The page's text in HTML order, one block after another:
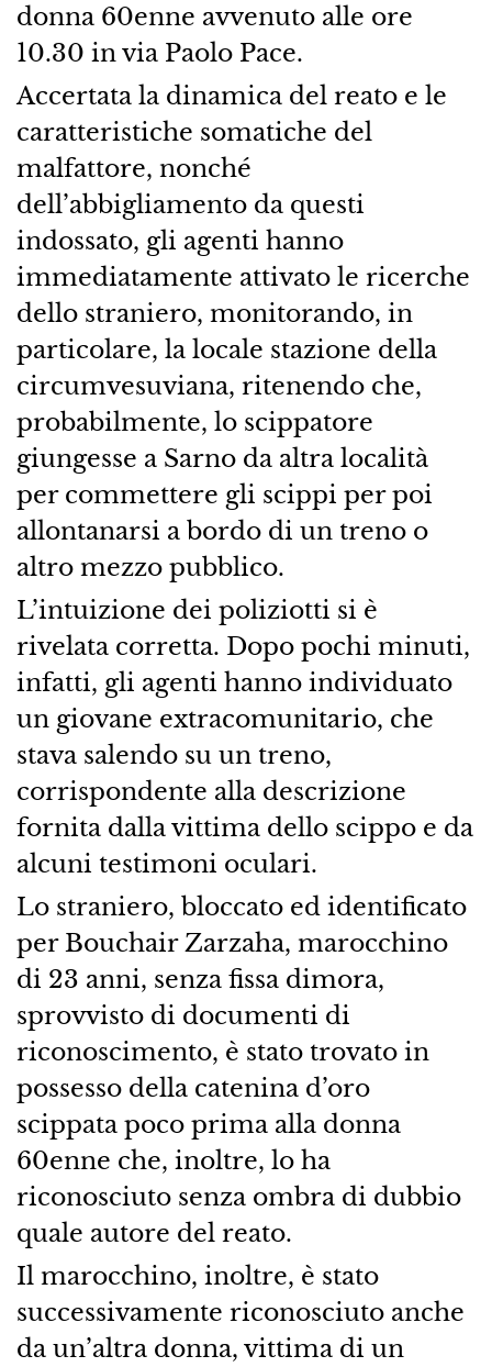
donna 60enne avvenuto alle ore
10.30 in via Paolo Pace.
Accertata la dinamica del reato e le
caratteristiche somatiche del
malfattore, nonché
dell’abbigliamento da questi
indossato, gli agenti hanno
immediatamente attivato le ricerche
dello straniero, monitorando, in
particolare, la locale stazione della
circumvesuviana, ritenendo che,
probabilmente, lo scippatore
giungesse a Sarno da altra località
per commettere gli scippi per poi
allontanarsi a bordo di un treno o
altro mezzo pubblico.
L’intuizione dei poliziotti si è
rivelata corretta. Dopo pochi minuti,
infatti, gli agenti hanno individuato
un giovane extracomunitario, che
stava salendo su un treno,
corrispondente alla descrizione
fornita dalla vittima dello scippo e da
alcuni testimoni oculari.
Lo straniero, bloccato ed identificato
per Bouchair Zarzaha, marocchino
di 23 anni, senza fissa dimora,
sprovvisto di documenti di
riconoscimento, è stato trovato in
possesso della catenina d’oro
scippata poco prima alla donna
60enne che, inoltre, lo ha
riconosciuto senza ombra di dubbio
quale autore del reato.
Il marocchino, inoltre, è stato
successivamente riconosciuto anche
da un’altra donna, vittima di un